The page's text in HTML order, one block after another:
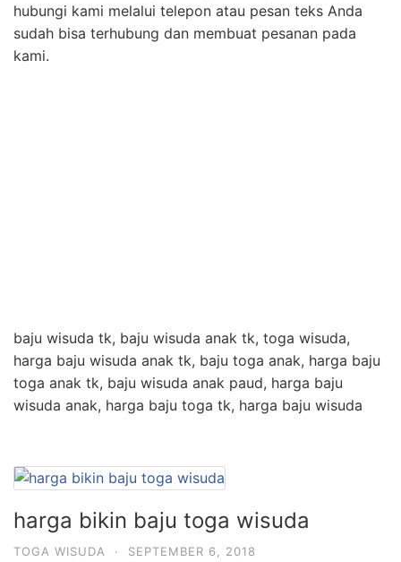
hubungi kami melalui telepon atau pesan teks Anda
sudah bisa terhubung dan membuat pesanan pada
kami.
baju wisuda tk, baju wisuda anak tk, toga wisuda,
harga baju wisuda anak tk, baju toga anak, harga baju
toga anak tk, baju wisuda anak paud, harga baju
wisuda anak, harga baju toga tk, harga baju wisuda
harga bikin baju toga wisuda
TOGA WISUDA · SEPTEMBER 6, 2018